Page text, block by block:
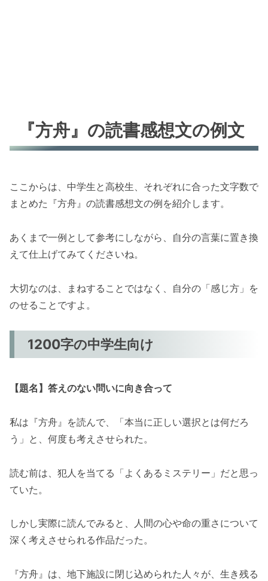
『方舟』の読書感想文の例文
ここからは、中学生と高校生、それぞれに合った文字数で
まとめた『方舟』の読書感想文の例を紹介します。
あくまで一例として参考にしながら、自分の言葉に置き換
えて仕上げてみてくださいね。
大切なのは、まねすることではなく、自分の「感じ方」を
のせることですよ。
1200字の中学生向け
【題名】答えのない問いに向き合って
私は『方舟』を読んで、「本当に正しい選択とは何だろ
う」と、何度も考えさせられた。
読む前は、犯人を当てる「よくあるミステリー」だと思っ
ていた。
しかし実際に読んでみると、人間の心や命の重さについて
深く考えさせられる作品だった。
『方舟』は、地下施設に閉じ込められた人々が、生き残る